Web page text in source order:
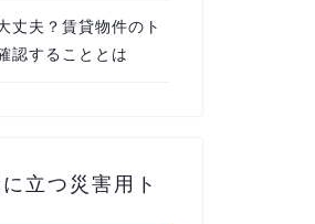
丈夫？賃貸物件のト
認することとは
立つ災害用ト